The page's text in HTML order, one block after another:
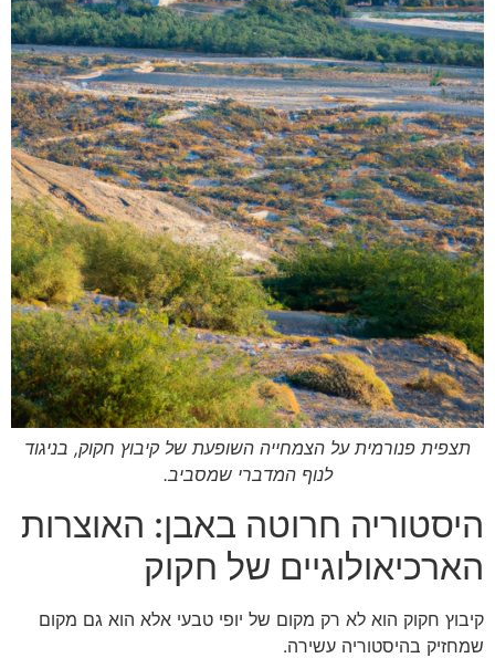
תצפית פנורמית על הצמחייה השופעת של קיבוץ חקוק, בניגוד
לנוף המדברי שמסביב.
היסטוריה חרוטה באבן: האוצרות
הארכיאולוגיים של חקוק
קיבוץ חקוק הוא לא רק מקום של יופי טבעי אלא הוא גם מקום
שמחזיק בהיסטוריה עשירה.